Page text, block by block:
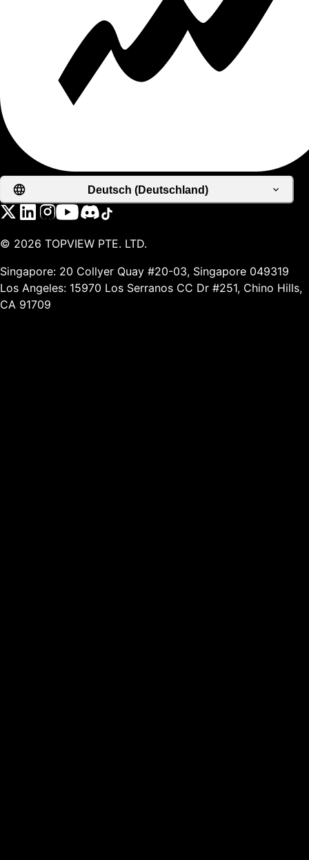
Deutsch (Deutschland)
© 2026 TOPVIEW PTE. LTD.
Singapore: 20 Collyer Quay #20-03, Singapore 049319
Los Angeles: 15970 Los Serranos CC Dr #251, Chino Hills,
CA 91709